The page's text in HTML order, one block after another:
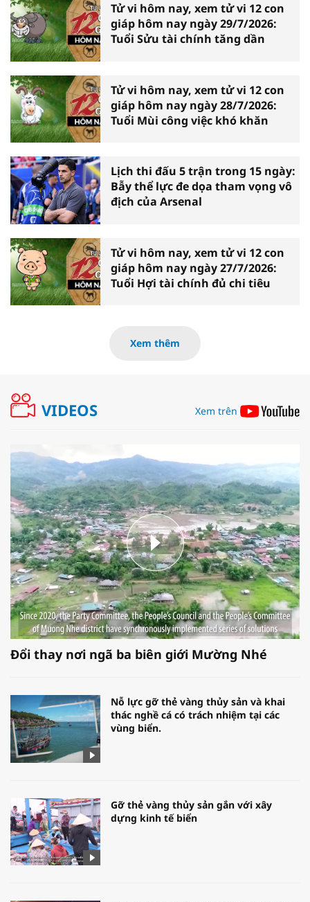
Tử vi hôm nay, xem tử vi 12 con
giáp hôm nay ngày 29/7/2026:
Tuổi Sửu tài chính tăng dần
Tử vi hôm nay, xem tử vi 12 con
giáp hôm nay ngày 28/7/2026:
Tuổi Mùi công việc khó khăn
Lịch thi đấu 5 trận trong 15 ngày:
Bẫy thể lực đe dọa tham vọng vô
địch của Arsenal
Tử vi hôm nay, xem tử vi 12 con
giáp hôm nay ngày 27/7/2026:
Tuổi Hợi tài chính đủ chi tiêu
Xem thêm
VIDEOS Xem trên
Đổi thay nơi ngã ba biên giới Mường Nhé
Nỗ lực gỡ thẻ vàng thủy sản và khai
thác nghề cá có trách nhiệm tại các
vùng biển.
Gỡ thẻ vàng thủy sản gắn với xây
dựng kinh tế biển